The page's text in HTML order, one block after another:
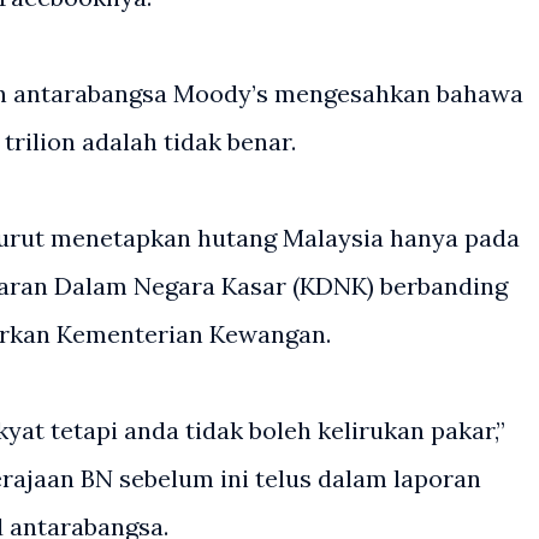
Moody’s mengesahkan bahawa
trilion adalah tidak benar.
menetapkan hutang Malaysia hanya pada
Dalam Negara Kasar (KDNK) berbanding
Kementerian Kewangan.
tetapi anda tidak boleh kelirukan pakar,”
BN sebelum ini telus dalam laporan